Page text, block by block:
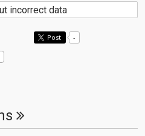
incorrect data
Post -